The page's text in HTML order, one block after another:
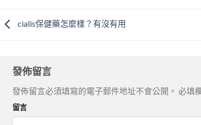
cialis保健藥怎麼樣？有沒有用
發佈留言
發佈留言必須填寫的電子郵件地址不會公開。 必填
留言